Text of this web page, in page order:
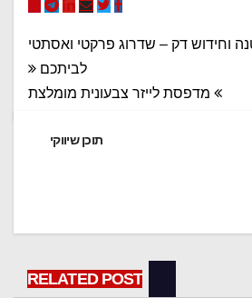
וחידוש דק – שדרוג פרקטי ואסתטי
לביתכם
מדפסת לייזר צבעונית מומלצת
תוכן שיווקי
RELATED POST